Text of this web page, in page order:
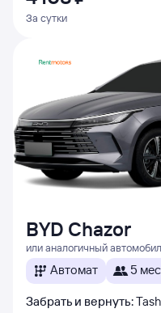
За сутки
BYD Chazor
или аналогичный
Автомат 5
Забрать и вернуть: